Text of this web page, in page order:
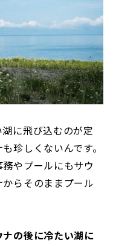
に飛び込むのが定
珍しくないんです。
やプールにもサウ
らそのままプール
の後に冷たい湖に